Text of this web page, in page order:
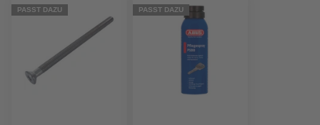
PASST DAZU PASST DAZU